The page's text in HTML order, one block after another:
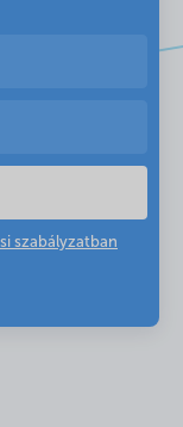
szabályzatban